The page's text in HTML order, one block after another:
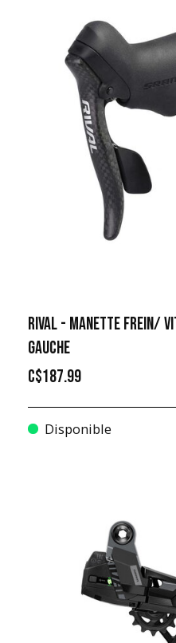
RIVAL - MANETTE FREIN/
GAUCHE
C$187.99
Disponible